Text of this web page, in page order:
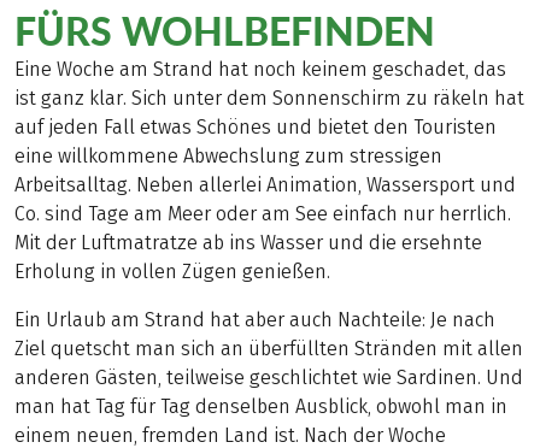
FÜRS WOHLBEFINDEN
Eine Woche am Strand hat noch keinem geschadet, das
ist ganz klar. Sich unter dem Sonnenschirm zu räkeln hat
auf jeden Fall etwas Schönes und bietet den Touristen
eine willkommene Abwechslung zum stressigen
Arbeitsalltag. Neben allerlei Animation, Wassersport und
Co. sind Tage am Meer oder am See einfach nur herrlich.
Mit der Luftmatratze ab ins Wasser und die ersehnte
Erholung in vollen Zügen genießen.
Ein Urlaub am Strand hat aber auch Nachteile: Je nach
Ziel quetscht man sich an überfüllten Stränden mit allen
anderen Gästen, teilweise geschlichtet wie Sardinen. Und
man hat Tag für Tag denselben Ausblick, obwohl man in
einem neuen, fremden Land ist. Nach der Woche